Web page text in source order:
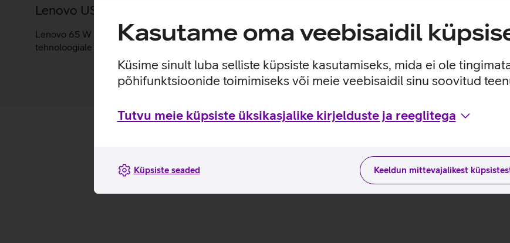
Kasutame oma veebisaidil
Küsime sinult luba selliste küpsiste kasutamiseks, mida ei ole
põhifunktsioonide toimimiseks või meie veebisaidil sinu soovitud
Tutvu meie küpsiste üksikasjalike kirjelduste ja reeglitega
Keeldun mittevajalikest
Küpsiste seaded
Lisainfo
Lenovo USB-C ühendusega vooluadaper sülearvuti kiireks laadimiseks.
Lenovo 65 W laadijaga saab sülearvuti kiirelt laetud nii kodus kui kontoris. Laadija sobib hästi USB-C-pordiga
tehnoloogiale tuvastab laadija aku energiavajaduse (Wh) ning reguleerib vastavalt sellele automaatselt